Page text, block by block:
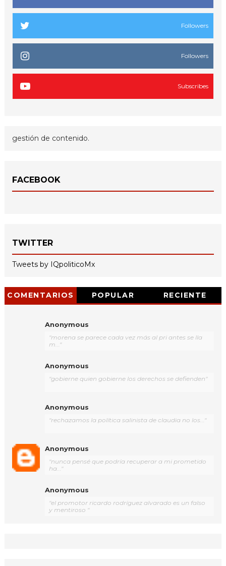
Followers
Followers
Subscribes
gestión de contenido.
FACEBOOK
TWITTER
Tweets by IQpoliticoMx
COMENTARIOS POPULAR RECIENTE
Anonymous
"morena se parece cada vez más al pri antes se lla
m..."
Anonymous
"gobierne quien gobierne los derechos se defienden"
Anonymous
"rechazamos la política salinista de claudia no los..."
Anonymous
"nunca pensé que podría recuperar a mi prometido
ha..."
Anonymous
"el promotor ricardo rodríguez alvarado es un falso
y mentiroso "